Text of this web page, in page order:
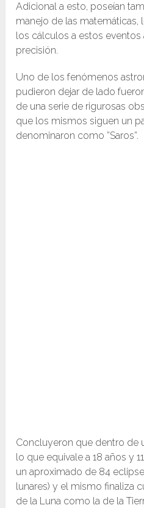
Adicional a esto, poseían
manejo de las matemáticas,
los cálculos a estos
precisión.
Uno de los fenómenos
pudieron dejar de lado
de una serie de rigurosas
que los mismos siguen un
denominaron como ”Saros”.
Concluyeron que dentro de
lo que equivale a 18 años y
un aproximado de 84
lunares) y el mismo finaliza
de la Luna como la de la